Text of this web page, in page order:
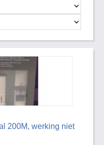
200M, werking niet